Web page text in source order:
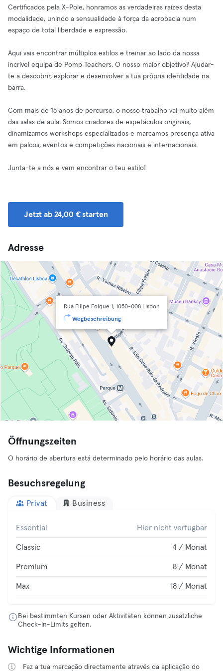
Certificados pela X-Pole, honramos as verdadeiras raízes desta
modalidade, unindo a sensualidade à força da acrobacia num
espaço de total liberdade e expressão.
Aqui vais encontrar múltiplos estilos e treinar ao lado da nossa
incrível equipa de Pomp Teachers. O nosso maior objetivo? Ajudar-
te a descobrir, explorar e desenvolver a tua própria identidade na
barra.
Com mais de 15 anos de percurso, o nosso trabalho vai muito além
das salas de aula. Somos criadores de espetáculos originais,
dinamizamos workshops especializados e marcamos presença ativa
em palcos, eventos e competições nacionais e internacionais.
Junta-te a nós e vem encontrar o teu estilo!
Jetzt ab 24,00 € starten
Adresse
Rua Filipe Folque 1, 1050-008 Lisbon
Wegbeschreibung
Öffnungszeiten
O horário de abertura está determinado pelo horário das aulas.
Besuchsregelung
Privat Business
Essential Hier nicht verfügbar
Classic 4 / Monat
Premium 8 / Monat
Max 18 / Monat
Bei bestimmten Kursen oder Aktivitäten können zusätzliche
Check-in-Limits gelten.
Wichtige Informationen
Faz a tua marcação directamente através da aplicação do